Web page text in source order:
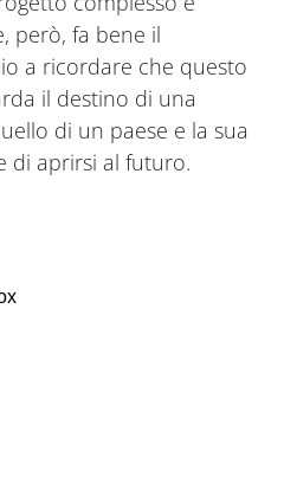
però, fa bene il
a ricordare che questo
il destino di una
di un paese e la sua
di aprirsi al futuro.